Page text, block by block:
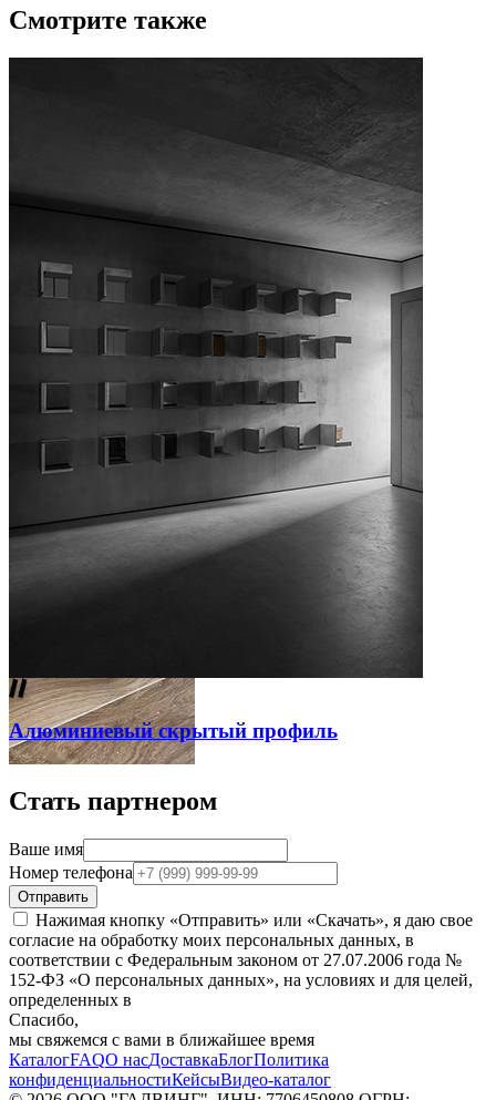
Смотрите также
Алюминиевый скрытый профиль
Стать партнером
Ваше имя
Номер телефона
Отправить
Нажимая кнопку «Отправить» или «Скачать», я даю свое
согласие на обработку моих персональных данных, в
соответствии с Федеральным законом от 27.07.2006 года №
152-ФЗ «О персональных данных», на условиях и для целей,
определенных в
Спасибо,
мы свяжемся с вами в ближайшее время
КаталогFAQО насДоставкаБлогПолитика
конфиденциальностиКейсыВидео-каталог